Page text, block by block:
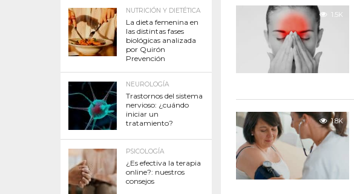
1.5K
1.8K
NUTRICIÓN Y DIETÉTICA
La dieta femenina en
las distintas fases
biológicas analizada
por Quirón
Prevención
NEUROLOGÍA
Trastornos del sistema
nervioso: ¿cuándo
iniciar un
tratamiento?
PSICOLOGÍA
¿Es efectiva la terapia
online?: nuestros
consejos